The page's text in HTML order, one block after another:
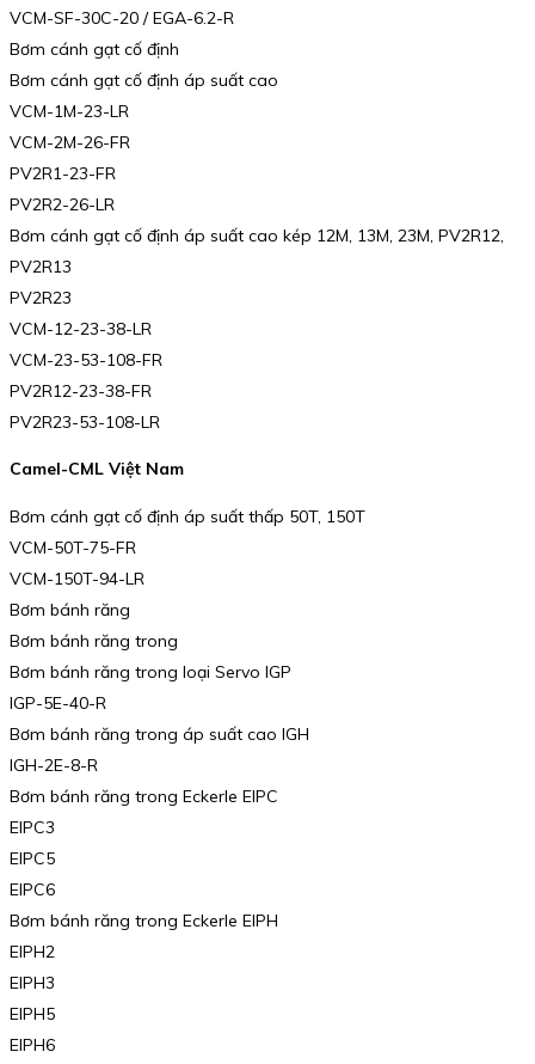
VCM-SF-30C-20 / EGA-6.2-R
Bơm cánh gạt cố định
Bơm cánh gạt cố định áp suất cao
VCM-1M-23-LR
VCM-2M-26-FR
PV2R1-23-FR
PV2R2-26-LR
Bơm cánh gạt cố định áp suất cao kép 12M, 13M, 23M, PV2R12,
PV2R13
PV2R23
VCM-12-23-38-LR
VCM-23-53-108-FR
PV2R12-23-38-FR
PV2R23-53-108-LR
Camel-CML Việt Nam
Bơm cánh gạt cố định áp suất thấp 50T, 150T
VCM-50T-75-FR
VCM-150T-94-LR
Bơm bánh răng
Bơm bánh răng trong
Bơm bánh răng trong loại Servo IGP
IGP-5E-40-R
Bơm bánh răng trong áp suất cao IGH
IGH-2E-8-R
Bơm bánh răng trong Eckerle EIPC
EIPC3
EIPC5
EIPC6
Bơm bánh răng trong Eckerle EIPH
EIPH2
EIPH3
EIPH5
EIPH6